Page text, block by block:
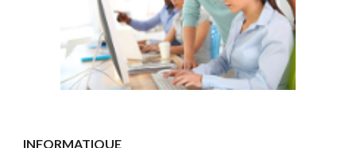
INFORMATIQUE